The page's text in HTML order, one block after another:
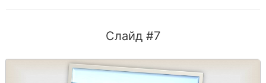
Слайд #7